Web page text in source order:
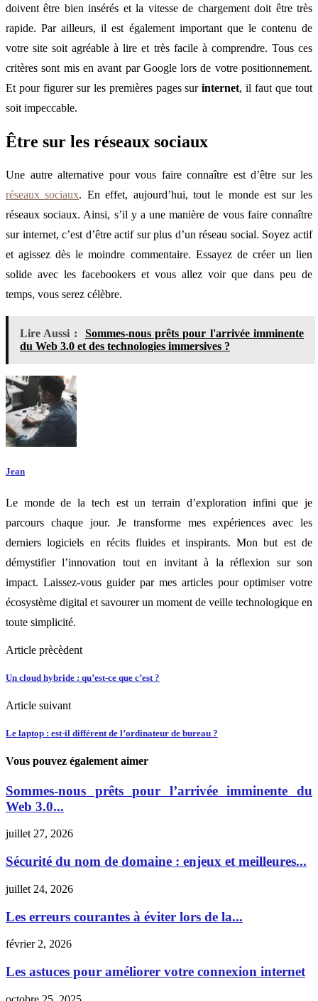
doivent être bien insérés et la vitesse de chargement doit être très
rapide. Par ailleurs, il est également important que le contenu de
votre site soit agréable à lire et très facile à comprendre. Tous ces
critères sont mis en avant par Google lors de votre positionnement.
Et pour figurer sur les premières pages surinternet, il faut que tout
soit impeccable.
Être sur les réseaux sociaux
Une autre alternative pour vous faire connaître est d’être sur les
réseaux sociaux. En effet, aujourd’hui, tout le monde est sur les
réseaux sociaux. Ainsi, s’il y a une manière de vous faire connaître
sur internet, c’est d’être actif sur plus d’un réseau social. Soyez actif
et agissez dès le moindre commentaire. Essayez de créer un lien
solide avec les facebookers et vous allez voir que dans peu de
temps, vous serez célèbre.
Lire Aussi :
Sommes-nous prêts pour l'arrivée imminente
du Web 3.0 et des technologies immersives ?
Jean
Le monde de la tech est un terrain d’exploration infini que je
parcours chaque jour. Je transforme mes expériences avec les
derniers logiciels en récits fluides et inspirants. Mon but est de
démystifier l’innovation tout en invitant à la réflexion sur son
impact. Laissez-vous guider par mes articles pour optimiser votre
écosystème digital et savourer un moment de veille technologique en
toute simplicité.
Article prècèdent
Un cloud hybride : qu’est-ce que c’est ?
Article suivant
Le laptop : est-il différent de l’ordinateur de bureau ?
Vous pouvez également aimer
Sommes-nous prêts pour l’arrivée imminente du
Web 3.0...
juillet 27, 2026
Sécurité du nom de domaine : enjeux et meilleures...
juillet 24, 2026
Les erreurs courantes à éviter lors de la...
février 2, 2026
Les astuces pour améliorer votre connexion internet